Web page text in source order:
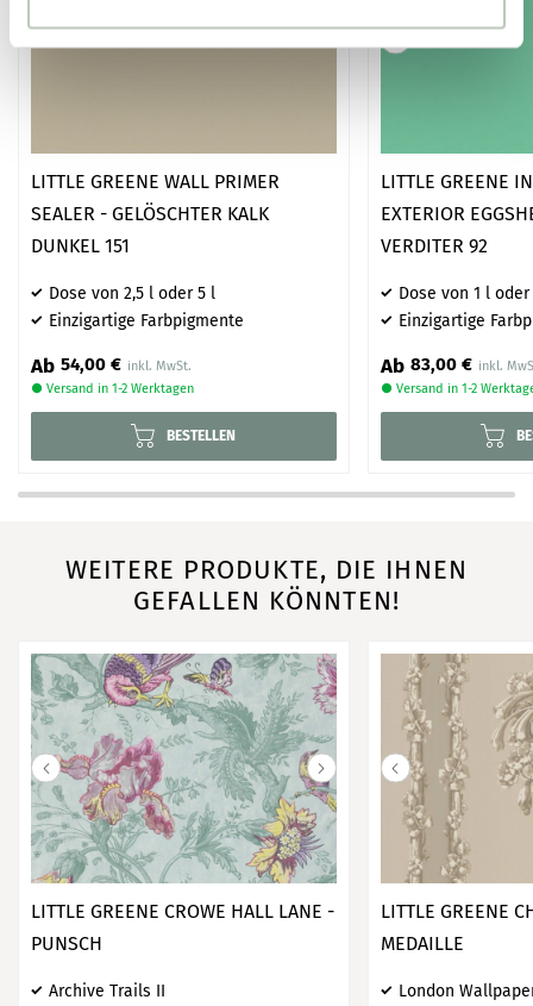
LITTLE GREENE WALL PRIMER
SEALER - GELÖSCHTER KALK
DUNKEL 151
Dose von 2,5 l oder 5 l
Einzigartige Farbpigmente
Ab 54,00 €
● Versand in 1-2 Werktagen
BESTELLEN
LITTLE GREENE
EXTERIOR
VERDITER 92
Dose von 1 l oder
Einzigartige
Ab 83,00 €
● Versand in 1-2
WEITERE PRODUKTE, DIE IHNEN
GEFALLEN KÖNNTEN!
LITTLE GREENE CROWE HALL LANE -
PUNSCH
Archive Trails II
LITTLE GREENE
MEDAILLE
London